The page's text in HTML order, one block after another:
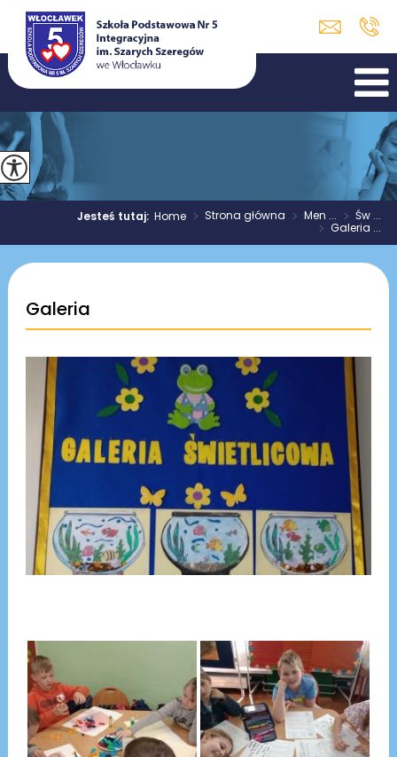
Jesteś tutaj:Home > Strona główna > Men ... > Św ...
> Galeria ...
Galeria